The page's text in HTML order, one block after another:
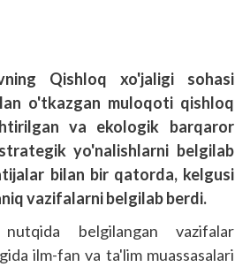
Qishloq xo'jaligi sohasi
o'tkazgan muloqoti qishloq
va ekologik barqaror
yo'nalishlarni belgilab
bilan bir qatorda, kelgusi
vazifalarni belgilab berdi.
belgilangan vazifalar
ilm-fan va ta'lim muassasalari